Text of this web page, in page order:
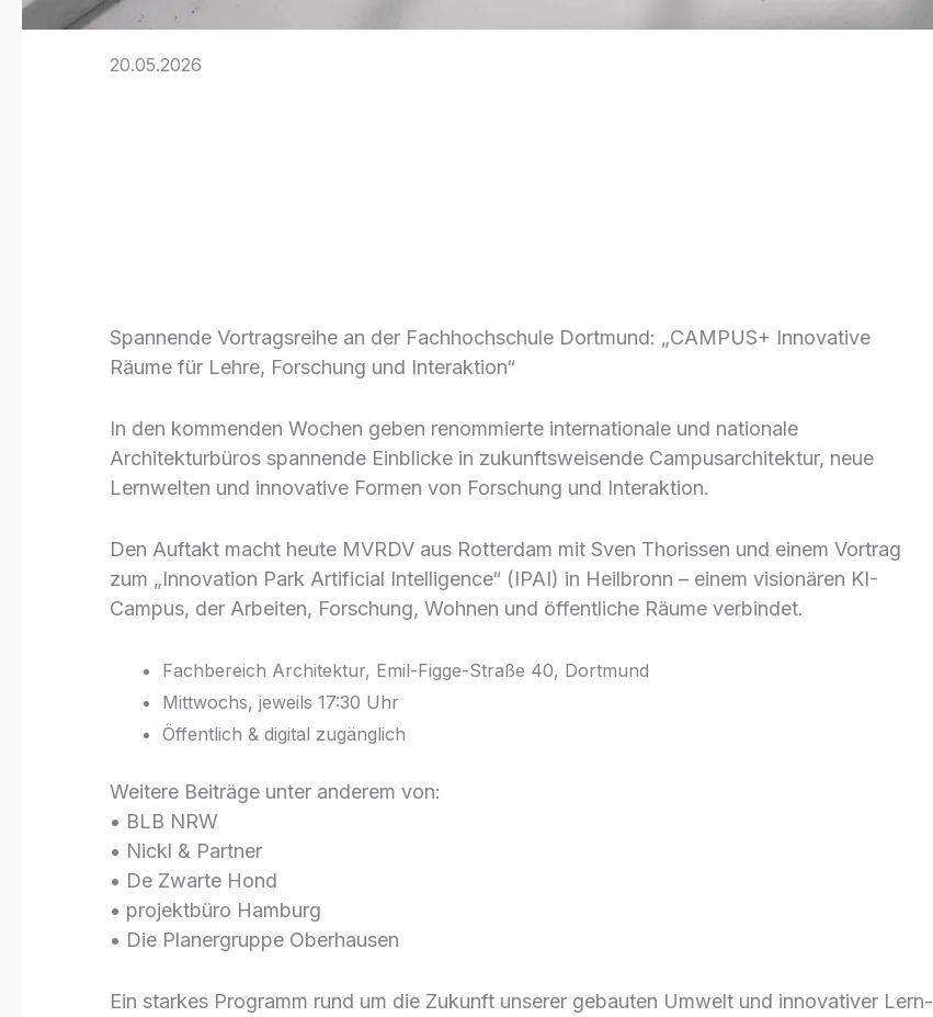
20.05.2026
Spannende Vortragsreihe an der Fachhochschule Dortmund: „CAMPUS+ Innovative
Räume für Lehre, Forschung und Interaktion“
In den kommenden Wochen geben renommierte internationale und nationale
Architekturbüros spannende Einblicke in zukunftsweisende Campusarchitektur, neue
Lernwelten und innovative Formen von Forschung und Interaktion.
Den Auftakt macht heute MVRDV aus Rotterdam mit Sven Thorissen und einem Vortrag
zum „Innovation Park Artificial Intelligence“ (IPAI) in Heilbronn – einem visionären KI-
Campus, der Arbeiten, Forschung, Wohnen und öffentliche Räume verbindet.
Fachbereich Architektur, Emil-Figge-Straße 40, Dortmund
Mittwochs, jeweils 17:30 Uhr
Öffentlich & digital zugänglich
Weitere Beiträge unter anderem von:
• BLB NRW
• Nickl & Partner
• De Zwarte Hond
• projektbüro Hamburg
• Die Planergruppe Oberhausen
Ein starkes Programm rund um die Zukunft unserer gebauten Umwelt und innovativer Lern-